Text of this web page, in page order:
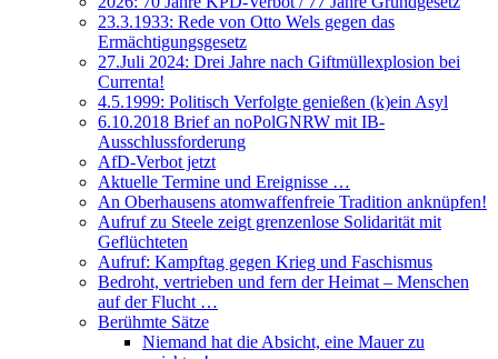
23.3.1933: Rede von Otto Wels gegen das
Ermächtigungsgesetz
27.Juli 2024: Drei Jahre nach Giftmüllexplosion bei
Currenta!
4.5.1999: Politisch Verfolgte genießen (k)ein Asyl
6.10.2018 Brief an noPolGNRW mit IB-
Ausschlussforderung
AfD-Verbot jetzt
Aktuelle Termine und Ereignisse …
An Oberhausens atomwaffenfreie Tradition anknüpfen!
Aufruf zu Steele zeigt grenzenlose Solidarität mit
Geflüchteten
Aufruf: Kampftag gegen Krieg und Faschismus
Bedroht, vertrieben und fern der Heimat – Menschen
auf der Flucht …
Berühmte Sätze
Niemand hat die Absicht, eine Mauer zu